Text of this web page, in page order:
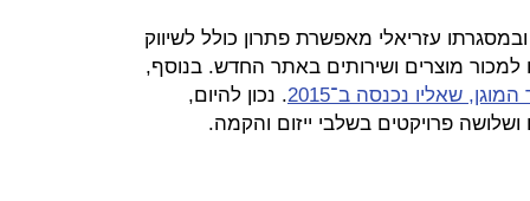
עזריאלי מאפשרת פתרון כולל לשיווק
מוצרים ושירותים באתר החדש. בנוסף,
שאליו נכנסה ב־2015
. נכון להיום,
ושלושה פרויקטים בשלבי ייזום והקמה.